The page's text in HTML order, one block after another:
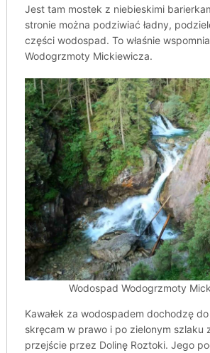
Jest tam mostek z niebieskimi
stronie można podziwiać ładny,
części wodospad. To właśnie
Wodogrzmoty Mickiewicza.
Wodospad Wodogrzmoty
Kawałek za wodospadem dochodzę
skręcam w prawo i po zielonym szlaku
przejście przez Dolinę Roztoki. Jego